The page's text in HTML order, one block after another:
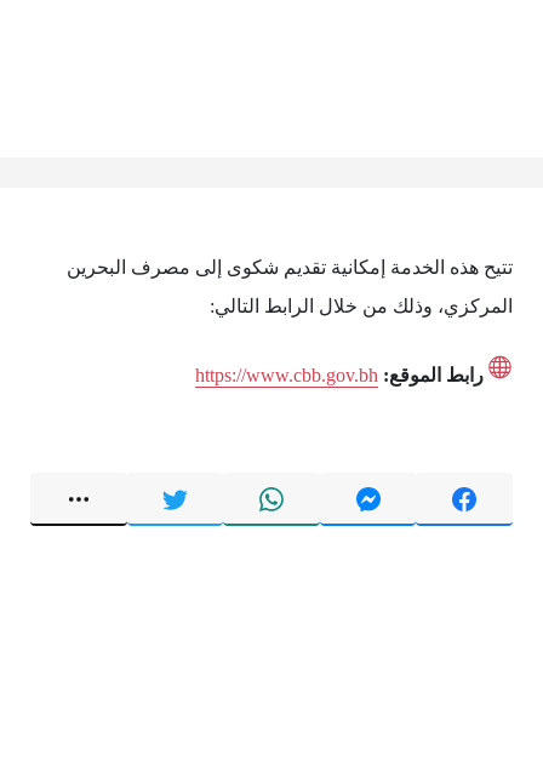
تتيح هذه الخدمة إمكانية تقديم شكوى إلى مصرف البحرين
المركزي، وذلك من خلال الرابط التالي:
رابط الموقع: https://www.cbb.gov.bh